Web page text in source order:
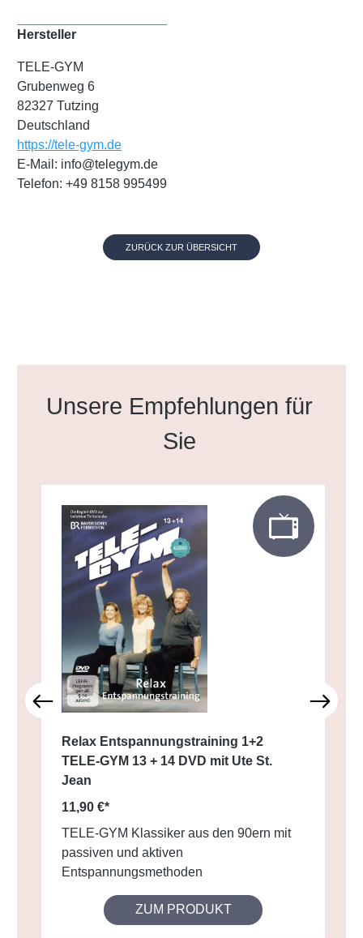
Hersteller
TELE-GYM
Grubenweg 6
82327 Tutzing
Deutschland
https://tele-gym.de
E-Mail: info@telegym.de
Telefon: +49 8158 995499
ZURÜCK ZUR ÜBERSICHT
Produktgalerie überspringen
Unsere Empfehlungen für
Sie
Relax Entspannungstraining 1+2
TELE-GYM 13 + 14 DVD mit Ute St.
Jean
11,90 €*
TELE-GYM Klassiker aus den 90ern mit
passiven und aktiven
Entspannungsmethoden
ZUM PRODUKT